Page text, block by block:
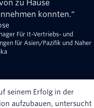
zu Hause
konnten.“
Für It-Vertriebs- und
für Asien/Pazifik und Naher
seinem Erfolg in der
aufzubauen, untersucht